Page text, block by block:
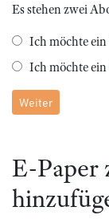
Es stehen zwei
Ich möchte ein
Ich möchte ein
Weiter
E-Paper